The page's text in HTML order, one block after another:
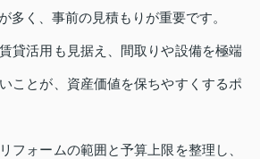
多く、事前の見積もりが重要です。
貸活用も見据え、間取りや設備を極端
ことが、資産価値を保ちやすくするポ
フォームの範囲と予算上限を整理し、